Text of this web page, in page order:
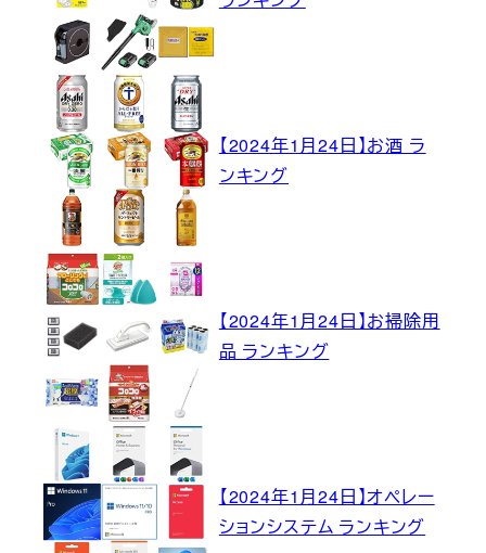
【2024年1月24日】お酒 ラ
ンキング
【2024年1月24日】お掃除用
品 ランキング
【2024年1月24日】オペレー
ションシステム ランキング